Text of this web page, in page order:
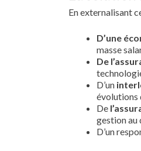
En externalisant
D’une
masse
De
D’un
évolutions
De
gestion au
D’un